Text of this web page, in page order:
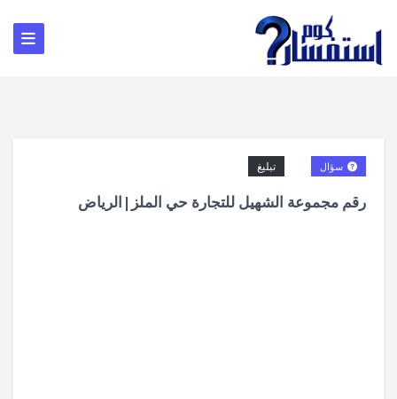
رقم مجموعة الشهيل للتجارة حي الملز|الرياض
تبليغ سؤال